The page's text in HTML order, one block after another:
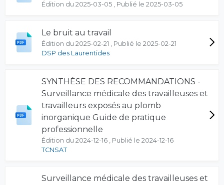
Édition du 2025-03-05 , Publié le 2025-03-05
Le bruit au travail
Édition du 2025-02-21 , Publié le 2025-02-21
DSP des Laurentides
SYNTHÈSE DES RECOMMANDATIONS -
Surveillance médicale des travailleuses et
travailleurs exposés au plomb
inorganique Guide de pratique
professionnelle
Édition du 2024-12-16 , Publié le 2024-12-16
TCNSAT
Surveillance médicale des travailleuses et